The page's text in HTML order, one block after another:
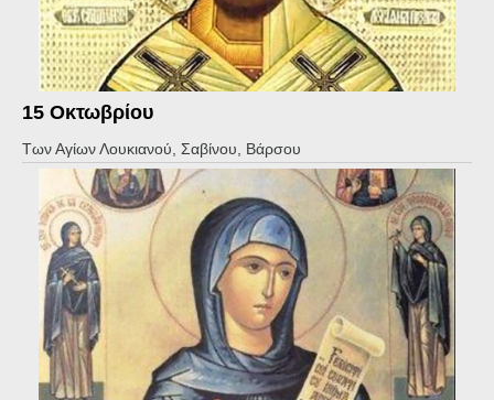
15 Οκτωβρίου
Των Αγίων Λουκιανού, Σαβίνου, Βάρσου